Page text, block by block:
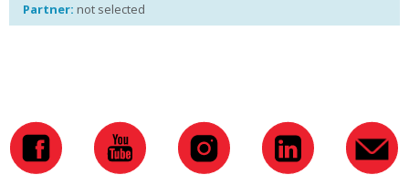
Partner: not selected